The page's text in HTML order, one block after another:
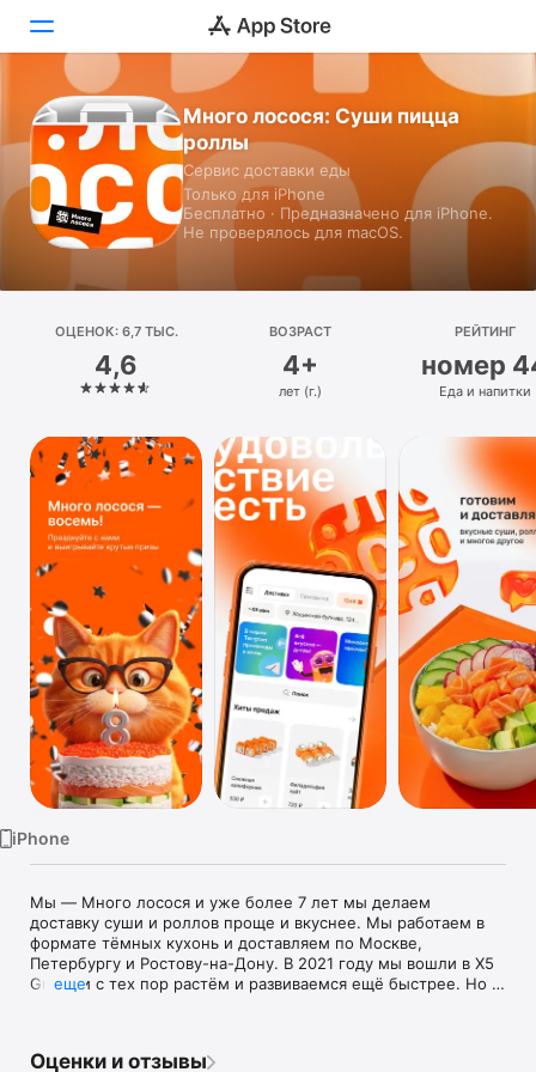
Сегодня
Игры
Приложения
Платформа
iPhone
iPad
Mac
Watch
TV
Много лосося: Суши пицца
роллы
Сервис доставки еды
Только для iPhone
Бесплатно · Предназначено для iPhone.
Не проверялось для macOS.
ОЦЕНОК: 6,7 ТЫС.
4,6
ВОЗРАСТ
4+
лет (г.)
РЕЙТИНГ
номер
Еда и напитки
iPhone
Мы — Много лосося и уже более 7 лет мы делаем
доставку суши и роллов проще и вкуснее. Мы работаем в
формате тёмных кухонь и доставляем по Москве,
Петербургу и Ростову-на-Дону. В 2021 году мы вошли в Х5
Group и с тех пор растём и развиваемся ещё быстрее. Но
ПРИЛОЖЕНИЕ
еще
Оценки и отзывы